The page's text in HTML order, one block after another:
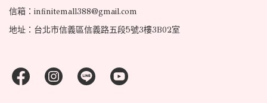
信箱：infinitemall388@gmail.com
地址：台北市信義區信義路五段5號3樓3B02室